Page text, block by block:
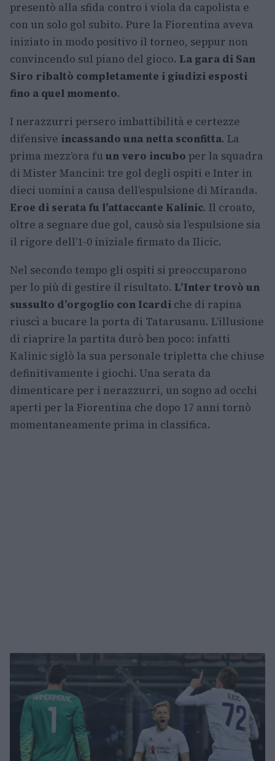
presentò alla sfida contro i viola da capolista e
con un solo gol subito. Pure la Fiorentina aveva
iniziato in modo positivo il torneo, seppur non
convincendo sul piano del gioco. La gara di San
Siro ribaltò completamente i giudizi esposti
fino a quel momento.
I nerazzurri persero imbattibilità e certezze
difensive incassando una netta sconfitta. La
prima mezz’ora fu un vero incubo per la squadra
di Mister Mancini: tre gol degli ospiti e Inter in
dieci uomini a causa dell’espulsione di Miranda.
Eroe di serata fu l’attaccante Kalinic. Il croato,
oltre a segnare due gol, causò sia l’espulsione sia
il rigore dell’1-0 iniziale firmato da Ilicic.
Nel secondo tempo gli ospiti si preoccuparono
per lo più di gestire il risultato. L’Inter trovò un
sussulto d’orgoglio con Icardi che di rapina
riuscì a bucare la porta di Tatarusanu. L’illusione
di riaprire la partita durò ben poco: infatti
Kalinic siglò la sua personale tripletta che chiuse
definitivamente i giochi. Una serata da
dimenticare per i nerazzurri, un sogno ad occhi
aperti per la Fiorentina che dopo 17 anni tornò
momentaneamente prima in classifica.